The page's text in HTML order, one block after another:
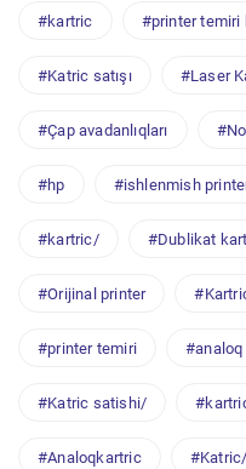
#kartric #printer temiri
#Katric satışı #Laser
#Çap avadanlıqları
#hp #ishlenmish
#kartric/ #Dublikat
#Orijinal printer
#printer temiri
#Katric satishi/
#Analoqkartric #Katric/